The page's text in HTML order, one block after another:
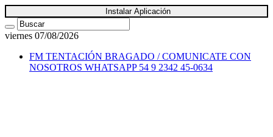
Instalar Aplicación
viernes 07/08/2026
FM TENTACIÓN BRAGADO / COMUNICATE CON
NOSOTROS WHATSAPP 54 9 2342 45-0634